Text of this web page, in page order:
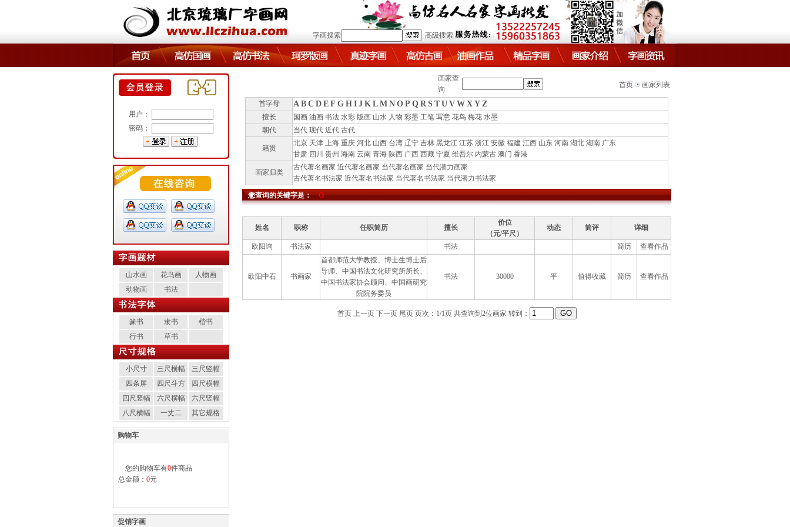
字画搜索 高级搜索
用户：
密码：
山水画 花鸟画
人物画
动物画
书法
篆书 隶书
楷书
行书
草书
小尺寸 三尺横幅
三尺竖幅
四条屏
四尺斗方
四尺横幅
四尺竖幅
六尺横幅
六尺竖幅
八尺横幅
一丈二 其它规格
购物车
您的购物车有0件商品
总金额： 0元
促销字画
画家查
询
首页 画家列表
首字母 A B C D E F G H I J K L M N O P Q R S T U V W X Y Z
擅长 国画 油画 书法 水彩 版画 山水 人物 彩墨 工笔 写意 花鸟 梅花 水墨
朝代
当代 现代 近代 古代
籍贯
北京 天津 上海 重庆 河北 山西 台湾 辽宁 吉林 黑龙江 江苏 浙江 安徽 福建 江西 山东 河南 湖北 湖南 广东
甘肃 四川 贵州 海南 云南 青海 陕西 广西 西藏 宁夏 维吾尔 内蒙古 澳门 香港
画家归类
古代著名画家 近代著名画家 当代著名画家 当代潜力画家
古代著名书法家 近代著名书法家 当代著名书法家 当代潜力书法家
您查询的关键字是：O
姓名 职称 任职简历 擅长
价位
（元/平尺）
动态 简评 详细
欧阳询 书法家 书法 简历 查看作品
欧阳中石 书画家
首都师范大学教授、博士生博士后
导师、中国书法文化研究所所长、
中国书法家协会顾问、中国画研究
院院务委员
书法 30000 平 值得收藏 简历 查看作品
首页 上一页 下一页 尾页页次： 1/1页 共查询到2位画家 转到：